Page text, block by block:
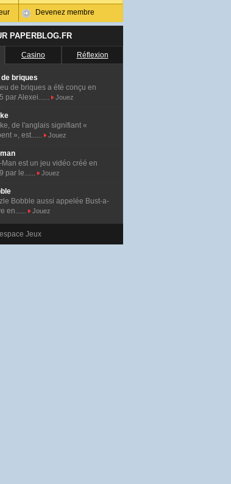
Devenez membre
PAPERBLOG.FR
Casino Réflexion
briques
de briques a été conçu en
par Alexei......
Jouez
de l'anglais signifiant «
», est......
Jouez
Man est un jeu vidéo créé en
par le......
Jouez
Bobble aussi appelée Bust-a-
en......
Jouez
Jeux